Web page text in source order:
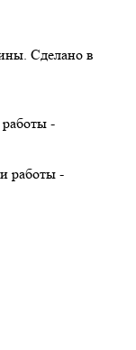
Сделано в
-
работы -